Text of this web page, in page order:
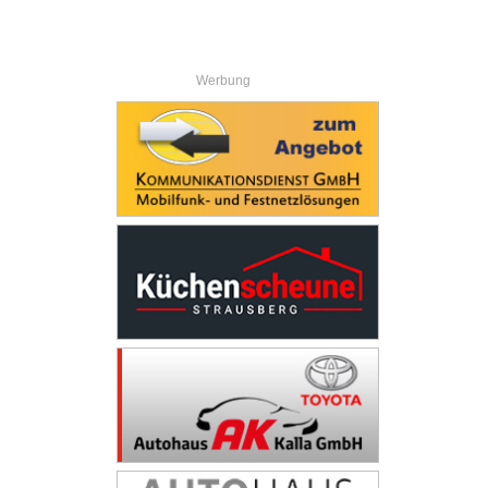
Werbung